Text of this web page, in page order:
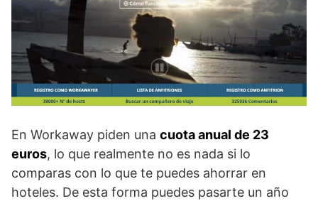
En Workaway piden una cuota anual de 23
euros, lo que realmente no es nada si lo
comparas con lo que te puedes ahorrar en
hoteles. De esta forma puedes pasarte un año